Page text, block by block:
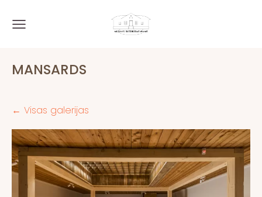
MANSARDS
Visas galerijas